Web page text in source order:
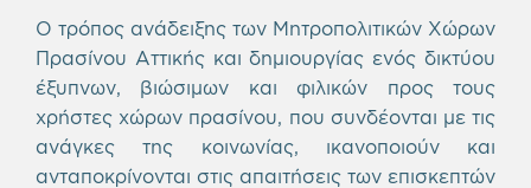
Ο τρόπος ανάδειξης των Μητροπολιτικών Χώρων
Πρασίνου Αττικής και δημιουργίας ενός δικτύου
έξυπνων, βιώσιμων και φιλικών προς τους
χρήστες χώρων πρασίνου, που συνδέονται με τις
ανάγκες της κοινωνίας, ικανοποιούν και
ανταποκρίνονται στις απαιτήσεις των επισκεπτών